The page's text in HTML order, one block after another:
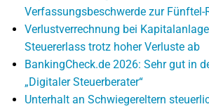
Verfassungsbeschwerde zur Fünftel-
Verlustverrechnung bei
Steuererlass trotz hoher Verluste ab
BankingCheck.de 2026: Sehr gut in
„Digitaler Steuerberater“
Unterhalt an Schwiegereltern